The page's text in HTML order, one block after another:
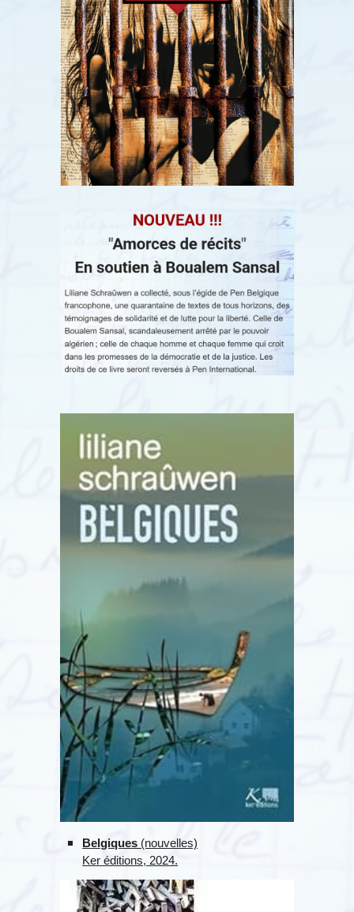
Belgiques (nouvelles)
Ker éditions, 2024.